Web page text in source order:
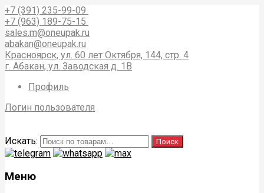
+7 (391) 235-99-09
+7 (963) 189-75-15
sales.m@oneupak.ru
abakan@oneupak.ru
Красноярск, ул. 60 лет Октября, 144, стр. 4
г. Абакан, ул. Заводская д. 1В
Профиль
Логин пользователя
Искать: Поиск
Меню